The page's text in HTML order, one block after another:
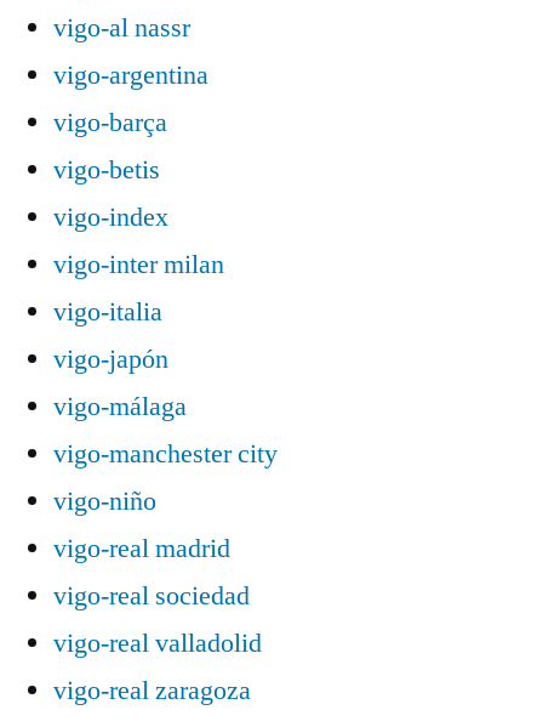
vigo-al nassr
vigo-argentina
vigo-barça
vigo-betis
vigo-index
vigo-inter milan
vigo-italia
vigo-japón
vigo-málaga
vigo-manchester city
vigo-niño
vigo-real madrid
vigo-real sociedad
vigo-real valladolid
vigo-real zaragoza